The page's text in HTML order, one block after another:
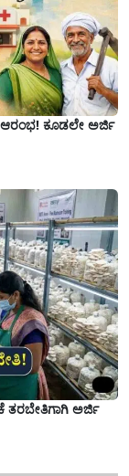
ಆರಂಭ! ಕೂಡಲೇ ಅರ್ಜಿ
ತರಬೇತಿಗಾಗಿ ಅರ್ಜಿ